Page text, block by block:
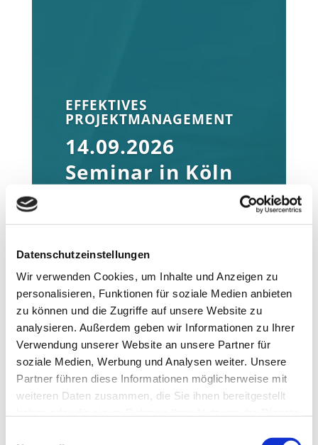
Datenschutzeinstellungen
Wir verwenden Cookies, um Inhalte und Anzeigen zu
personalisieren, Funktionen für soziale Medien anbieten
zu können und die Zugriffe auf unsere Website zu
analysieren. Außerdem geben wir Informationen zu Ihrer
Verwendung unserer Website an unsere Partner für
soziale Medien, Werbung und Analysen weiter. Unsere
Partner führen diese Informationen möglicherweise mit
weiteren Daten zusammen, die Sie ihnen bereitgestellt
EFFEKTIVES
PROJEKTMANAGEMENT
14.09.2026
Seminar in Köln
Seminar in Köln